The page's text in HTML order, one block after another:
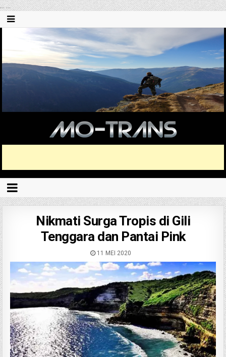
......
Nikmati Surga Tropis di Gili
Tenggara dan Pantai Pink
11 MEI 2020